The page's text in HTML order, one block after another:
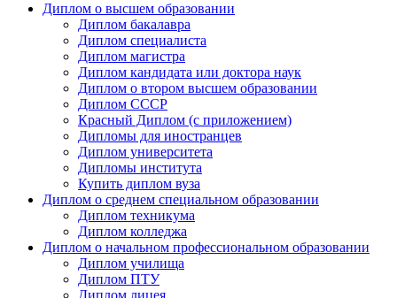
Диплом о высшем образовании
Диплом бакалавра
Диплом специалиста
Диплом магистра
Диплом кандидата или доктора наук
Диплом о втором высшем образовании
Диплом СССР
Красный Диплом (с приложением)
Дипломы для иностранцев
Диплом университета
Дипломы института
Купить диплом вуза
Диплом о среднем специальном образовании
Диплом техникума
Диплом колледжа
Диплом о начальном профессиональном oбразовании
Диплом училища
Диплом ПТУ
Диплом лицея